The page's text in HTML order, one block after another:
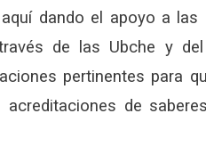
dando el apoyo a
de las Ubche y
pertinentes para
de